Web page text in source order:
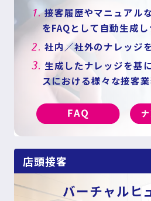
1.接客履歴やマニュアル
をFAQとして自動生成
2.社内／社外のナレッジ
3.生成したナレッジを基
スにおける様々な接客
店頭接客
バーチャルヒ